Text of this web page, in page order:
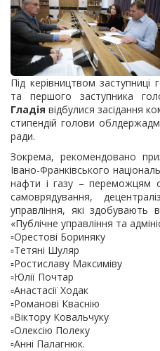
Під керівництвом
та першого заступника
Гладія відбулися засідання
стипендій голови
ради.
Зокрема, рекомендовано
Івано-Франківського
нафти і газу – переможцям
самоврядування,
управління, які здобувають
«Публічне управління та
▫️Орестові Бориняку
▫️Тетяні Шуляр
▫️Ростиславу Максиміву
▫️Юлії Почтар
▫️Анастасії Ходак
▫️Романові Кваснію
▫️Віктору Ковальчуку
▫️Олексію Полеку
▫️Анні Палагнюк.